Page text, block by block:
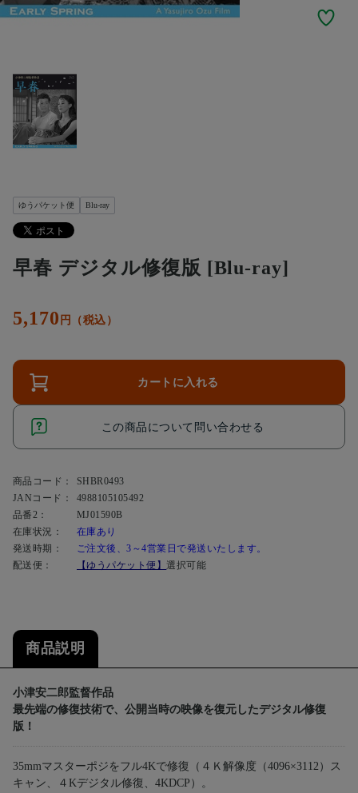
ゆうパケット便 Blu-ray
早春 デジタル修復版 [Blu-ray]
5,170 円（税込）
カートに入れる
この商品について問い合わせる
商品コード：
SHBR0493
JANコード：
4988105105492
品番2：
MJ01590B
在庫状況：
在庫あり
発送時期：
ご注文後、3～4営業日で発送いたします。
配送便：
【ゆうパケット便】選択可能
商品説明
小津安二郎監督作品
最先端の修復技術で、公開当時の映像を復元したデジタル修復
版！
35mmマスターポジをフル4Kで修復（４Ｋ解像度（4096×3112）ス
キャン、４Kデジタル修復、4KDCP）。